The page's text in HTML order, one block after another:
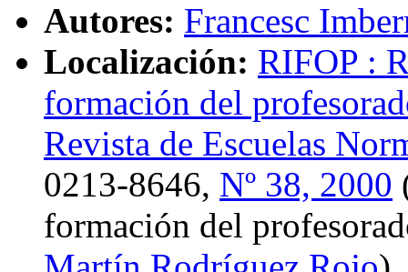
Autores: Francesc
Localización: RIFOP :
formación del
Revista de Escuelas
0213-8646, Nº 38, 2000
formación del